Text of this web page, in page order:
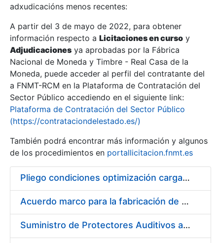
Mostrar/Ocultar
Mostrar/Ocultar
Mostrar/Ocultar
Mostrar/Ocultar
adxudicacións menos recentes:
A partir del 3 de mayo de 2022, para obtener
información respecto a Licitaciones en curso y
Adjudicaciones ya aprobadas por la Fábrica
Nacional de Moneda y Timbre - Real Casa de la
Moneda, puede acceder al perfil del contratante del
a FNMT-RCM en la Plataforma de Contratación del
Sector Público accediendo en el siguiente link:
Plataforma de Contratación del Sector Público
(https://contrataciondelestado.es/)
También podrá encontrar más información y algunos
de los procedimientos en portallicitacion.fnmt.es
Pliego condiciones optimización cargas compras firmado
Acuerdo marco para la fabricación de piezas
Suministro de Protectores Auditivos a medida para las personas trabajadoras de los Centros de Trabajo de Madrid y Burgos